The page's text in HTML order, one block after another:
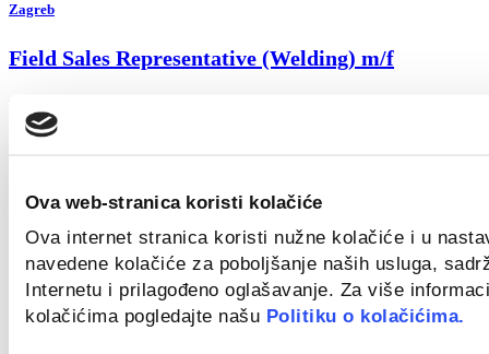
Ova web-stranica koristi kolačiće
Ova internet stranica koristi nužne kolačiće i u
navedene kolačiće za poboljšanje naših usluga,
Internetu i prilagođeno oglašavanje. Za više
kolačićima pogledajte našu Politiku o kolačićima.
Zagreb
Field Sales Representative (Welding) m/f
Novo
Key Account Manager
Novo